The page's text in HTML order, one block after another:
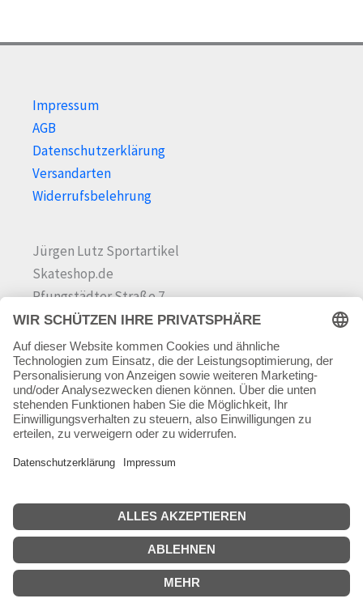
gewählt
Impressum
AGB
Datenschutzerklärung
Versandarten
Widerrufsbelehrung
Jürgen Lutz Sportartikel
Skateshop.de
Pfungstädter Straße 7
64342 Seeheim-Jugenheim
Tel.06257 868181
Mail:info@skateshop.de
Warenkorb
Mein Konto
Copyright © 2026 skateshop.de